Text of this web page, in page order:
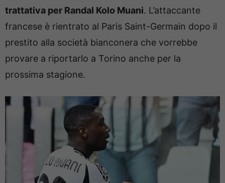
trattativa per Randal Kolo Muani. L’attaccante
francese è rientrato al Paris Saint-Germain dopo il
prestito alla società bianconera che vorrebbe
provare a riportarlo a Torino anche per la
prossima stagione.